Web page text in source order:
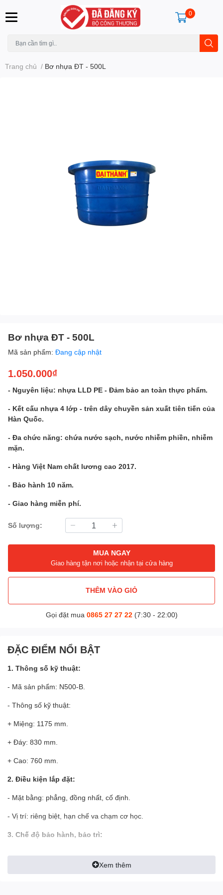
0
Trang chủ / Bơ nhựa ĐT - 500L
Bơ nhựa ĐT - 500L
Mã sản phẩm: Đang cập nhật
1.050.000₫
- Nguyên liệu: nhựa LLD PE - Đảm bảo an toàn thực phẩm.
- Kết cấu nhựa 4 lớp - trên dây chuyền sản xuất tiên tiến của
Hàn Quốc.
- Đa chức năng: chứa nước sạch, nước nhiễm phiền, nhiễm
mặn.
- Hàng Việt Nam chất lương cao 2017.
- Bảo hành 10 năm.
- Giao hàng miễn phí.
Số lượng:
MUA NGAY
Giao hàng tận nơi hoặc nhận tại cửa hàng
THÊM VÀO GIỎ
Gọi đặt mua 0865 27 27 22(7:30 - 22:00)
ĐẶC ĐIỂM NỔI BẬT
1. Thông số kỹ thuật:
- Mã sản phẩm: N500-B.
- Thông số kỹ thuật:
+ Miệng: 1175 mm.
+ Đáy: 830 mm.
+ Cao: 760 mm.
2. Điều kiện lắp đặt:
- Mặt bằng: phẳng, đồng nhất, cố định.
- Vị trí: riêng biệt, hạn chế va chạm cơ học.
3. Chế độ bảo hành, bảo trì:
Xem thêm